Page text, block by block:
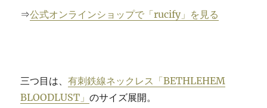
⇒公式オンラインショップで「rucify」を見る
三つ目は、有刺鉄線ネックレス「BETHLEHEM
BLOODLUST」のサイズ展開。